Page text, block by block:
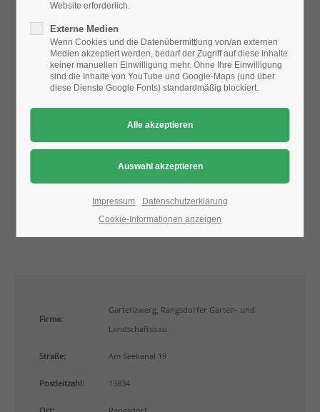
24h/ 365days
We offer support for our customers
Mon - Fri 8:00am - 5:00pm(GMT +1)
Get in touch
376-293 City Road, Suite 600
San Francisco, CA 94102
info@yourdomain.com
elit.
nicht angezeigt.
Bitte ändern Sie dieDatenschutz-Einstellungen, indem Sie
auch "externe Medien" zulassen.
Firma:
Gartenzwerg, Rangsdorfer Garten- und
Landschaftsbau
Straße: Am Seekanal 19
Postleitzahl: 15834
Website erforderlich.
Externe Medien
Wenn Cookies und die Datenübermittlung von/an externen
Medien akzeptiert werden, bedarf der Zugriff auf diese Inhalte
keiner manuellen Einwilligung mehr. Ohne Ihre Einwilligung
sind die Inhalte von YouTube und Google-Maps (und über
diese Dienste Google Fonts) standardmäßig blockiert.
Impressum
Datenschutzerklärung
Cookie-Informationen anzeigen